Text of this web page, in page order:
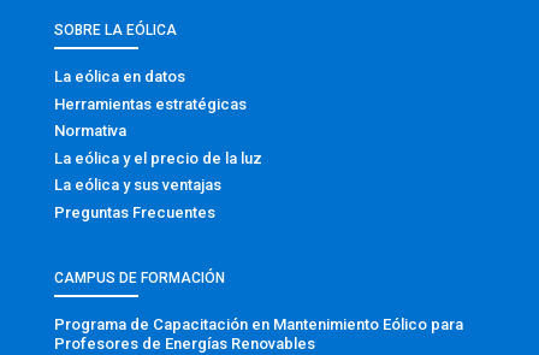
SOBRE LA EÓLICA
La eólica en datos
Herramientas estratégicas
Normativa
La eólica y el precio de la luz
La eólica y sus ventajas
Preguntas Frecuentes
CAMPUS DE FORMACIÓN
Programa de Capacitación en Mantenimiento Eólico para
Profesores de Energías Renovables